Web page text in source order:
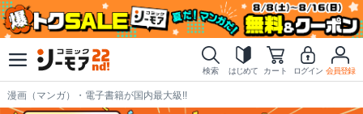
検索 はじめて カート ログイン 会員登録
漫画（マンガ）・電子書籍が国内最大級!!